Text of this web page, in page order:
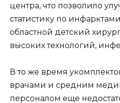
центра, что позволило
статистику по
областной детский
высоких технологий,
В то же время
врачами и средним
персоналом еще